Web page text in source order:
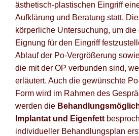
ästhetisch-plastischen Eingriff
Aufklärung und Beratung statt.
körperliche Untersuchung, um
Eignung für den Eingriff
Ablauf der Po-Vergrößerung
die mit der OP verbunden sind,
erläutert. Auch die gewünschte
Form wird im Rahmen des
werden die
Implantat und Eigenfett
individueller Behandlungsplan